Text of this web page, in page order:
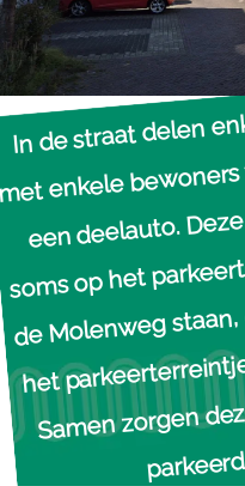
In de straat delen
enkele
een deelauto.
soms op het
de Molenweg
het
Samen zorgen